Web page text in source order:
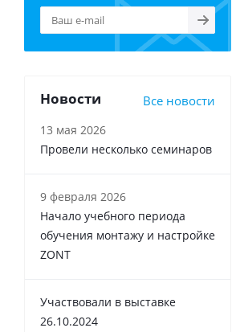
Новости Все новости
13 мая 2026
Провели несколько семинаров
9 февраля 2026
Начало учебного периода
обучения монтажу и настройке
ZONT
Участвовали в выставке
26.10.2024